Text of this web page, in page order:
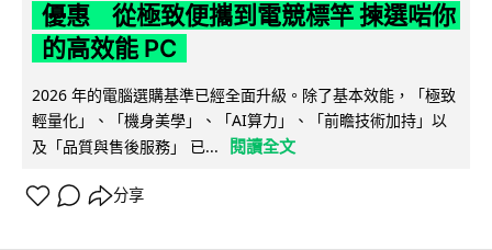
優惠 從極致便攜到電競標竿 揀選啱你
的高效能 PC
2026 年的電腦選購基準已經全面升級。除了基本效能，「極致
輕量化」、「機身美學」、「AI算力」、「前瞻技術加持」以
及「品質與售後服務」 已...
閱讀全文
分享